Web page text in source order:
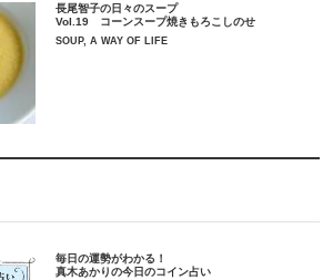
長尾智子の日々のスープ
Vol.19 コーンスープ焼きもろこしのせ
SOUP, A WAY OF LIFE
毎日の運勢がわかる！